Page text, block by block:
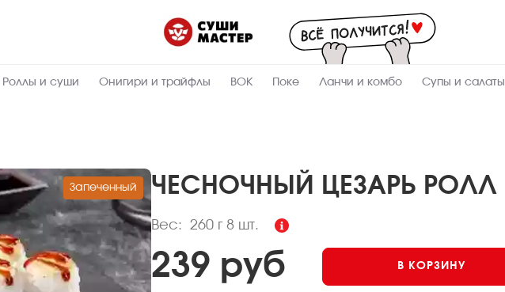
Роллы и суши Онигири и трайфлы ВОК Поке Ланчи и комбо Супы и салаты
Запеченный ЧЕСНОЧНЫЙ ЦЕЗАРЬ РОЛЛ
Вес: 260 г8 шт.
Пищевая
260 Вес, г
236 Ккал
239 руб В КОРЗИНУ